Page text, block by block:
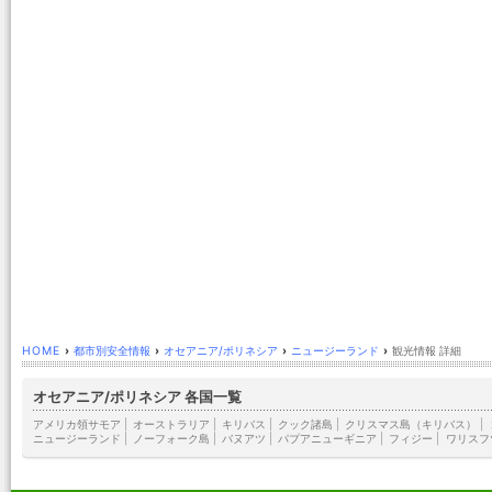
HOME › 都市別安全情報 › オセアニア/ポリネシア › ニュージーランド › 観光情報 詳細
オセアニア/ポリネシア 各国一覧
アメリカ領サモア オーストラリア キリバス クック諸島 クリスマス島（キリバス）
ニュージーランド
ノーフォーク島 バヌアツ パプアニューギニア フィジー ワリス